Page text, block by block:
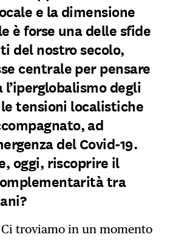
e la dimensione
è forse una delle sfide
del nostro secolo,
centrale per pensare
degli
tensioni localistiche
ad
del Covid-19.
oggi, riscoprire il
tra
Ci troviamo in un momento